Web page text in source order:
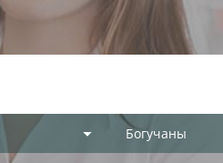
Богучаны